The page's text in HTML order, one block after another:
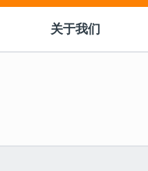
关于我们